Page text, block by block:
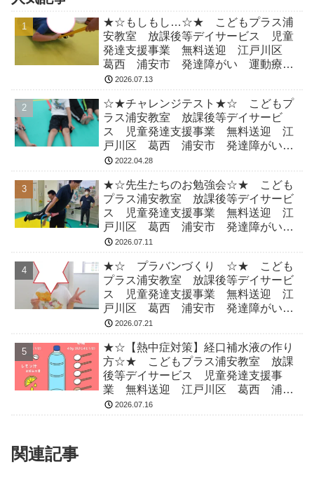
★☆もしもし…☆★ こどもプラス浦
安教室 放課後等デイサービス 児童
発達支援事業 無料送迎 江戸川区
葛西 浦安市 発達障がい 運動療
育 放デイ 児発 ADHD 自閉症
2026.07.13
☆★チャレンジテスト★☆ こどもプ
ラス浦安教室 放課後等デイサービ
ス 児童発達支援事業 無料送迎 江
戸川区 葛西 浦安市 発達障がい
運動療育 放デイ 児発 ADHD 自
2022.04.28
★☆先生たちのお勉強会☆★ こども
プラス浦安教室 放課後等デイサービ
ス 児童発達支援事業 無料送迎 江
戸川区 葛西 浦安市 発達障がい
運動療育 放デイ 児発 ADHD 自
2026.07.11
★☆ プラバンづくり ☆★ こども
プラス浦安教室 放課後等デイサービ
ス 児童発達支援事業 無料送迎 江
戸川区 葛西 浦安市 発達障がい
運動療育 放デイ 児発 ADHD 自
2026.07.21
★☆【熱中症対策】経口補水液の作り
方☆★ こどもプラス浦安教室 放課
後等デイサービス 児童発達支援事
業 無料送迎 江戸川区 葛西 浦安
市 発達障がい 運動療育 放デイ
2026.07.16
関連記事